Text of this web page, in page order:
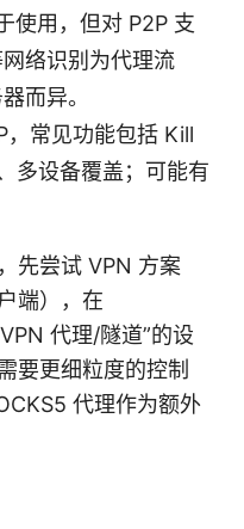
使用，但对 P2P 支
络识别为代理流
而异。
，常见功能包括 Kill
多设备覆盖；可能有
先尝试 VPN 方案
端），在
代理/隧道”的设
要更细粒度的控制
代理作为额外